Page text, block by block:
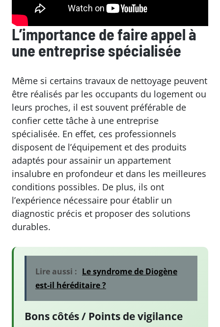
L’importance de faire appel à
une entreprise spécialisée
Même si certains travaux de nettoyage peuvent
être réalisés par les occupants du logement ou
leurs proches, il est souvent préférable de
confier cette tâche à une entreprise
spécialisée. En effet, ces professionnels
disposent de l’équipement et des produits
adaptés pour assainir un appartement
insalubre en profondeur et dans les meilleures
conditions possibles. De plus, ils ont
l’expérience nécessaire pour établir un
diagnostic précis et proposer des solutions
durables.
Lire aussi : Le syndrome de Diogène
est-il héréditaire ?
Bons côtés / Points de vigilance